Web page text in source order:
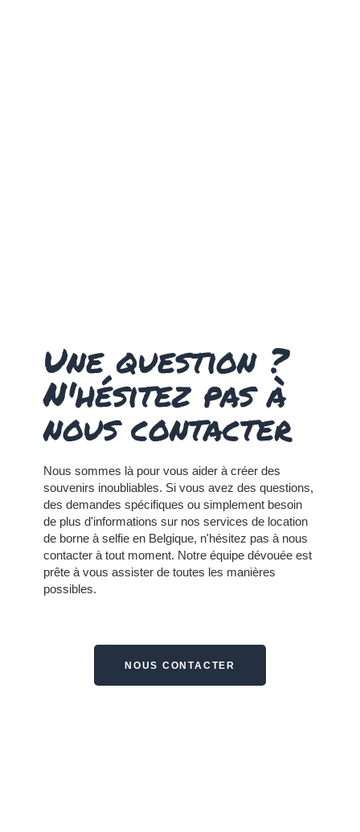
Une question ?
N'hésitez pas à
nous contacter
Nous sommes là pour vous aider à créer des
souvenirs inoubliables. Si vous avez des questions,
des demandes spécifiques ou simplement besoin
de plus d'informations sur nos services de location
de borne à selfie en Belgique, n'hésitez pas à nous
contacter à tout moment. Notre équipe dévouée est
prête à vous assister de toutes les manières
possibles.
NOUS CONTACTER